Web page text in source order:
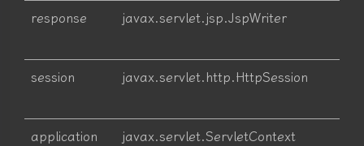
response javax.servlet.jsp.JspWriter
session javax.servlet.http.HttpSession
application javax.servlet.ServletContext